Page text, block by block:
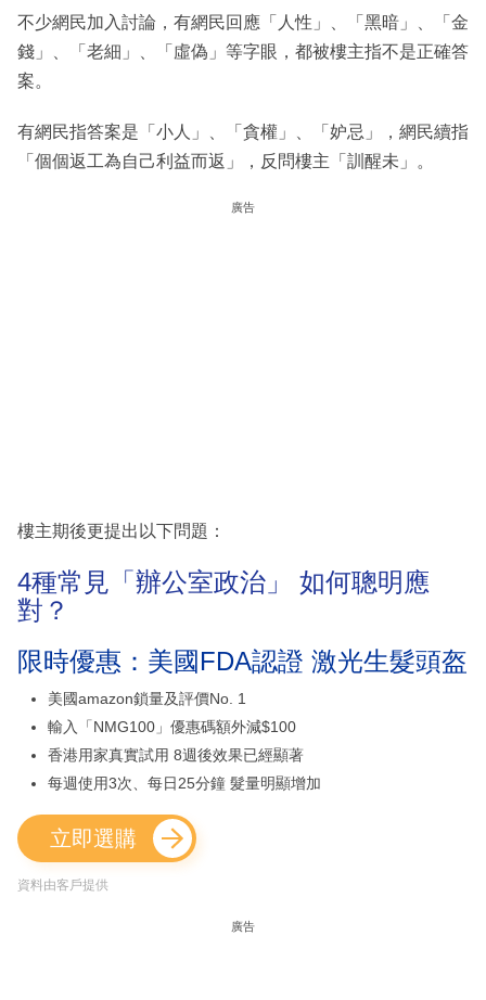
不少網民加入討論，有網民回應「人性」、「黑暗」、「金
錢」、「老細」、「虛偽」等字眼，都被樓主指不是正確答
案。
有網民指答案是「小人」、「貪權」、「妒忌」，網民續指
「個個返工為自己利益而返」，反問樓主「訓醒未」。
廣告
樓主期後更提出以下問題：
4種常見「辦公室政治」 如何聰明應
對？
限時優惠：美國FDA認證 激光生髮頭盔
美國amazon鎖量及評價No. 1
輸入「NMG100」優惠碼額外減$100
香港用家真實試用 8週後效果已經顯著
每週使用3次、每日25分鐘 髮量明顯增加
立即選購
資料由客戶提供
廣告